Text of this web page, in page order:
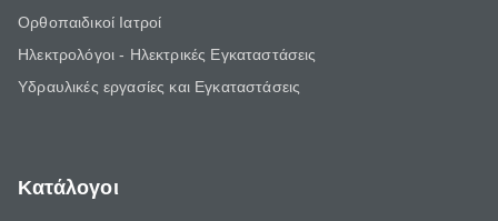
Ορθοπαιδικοί Ιατροί
Ηλεκτρολόγοι - Ηλεκτρικές Εγκαταστάσεις
Υδραυλικές εργασίες και Εγκαταστάσεις
Κατάλογοι